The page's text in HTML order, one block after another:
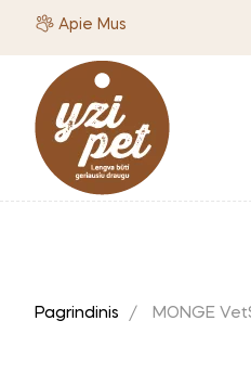
Apie Mus
Pagrindinis MONGE